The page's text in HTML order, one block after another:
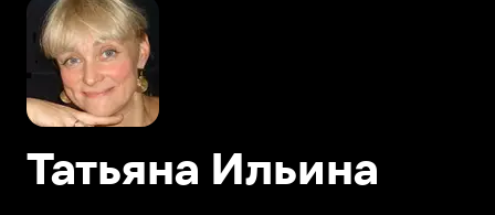
Татьяна Ильина